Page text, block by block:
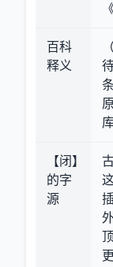
百科
释义
【闭】
的字
源